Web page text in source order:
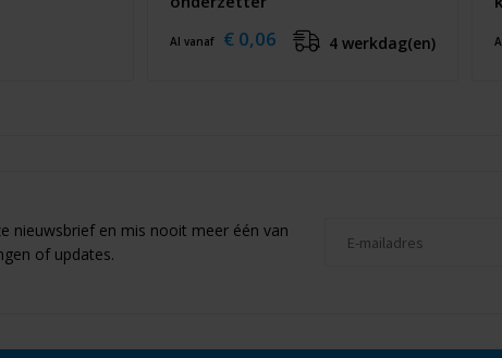
Al vanaf € 0,06 4 werkdag(en)
nieuwsbrief en mis nooit meer één van
of updates.